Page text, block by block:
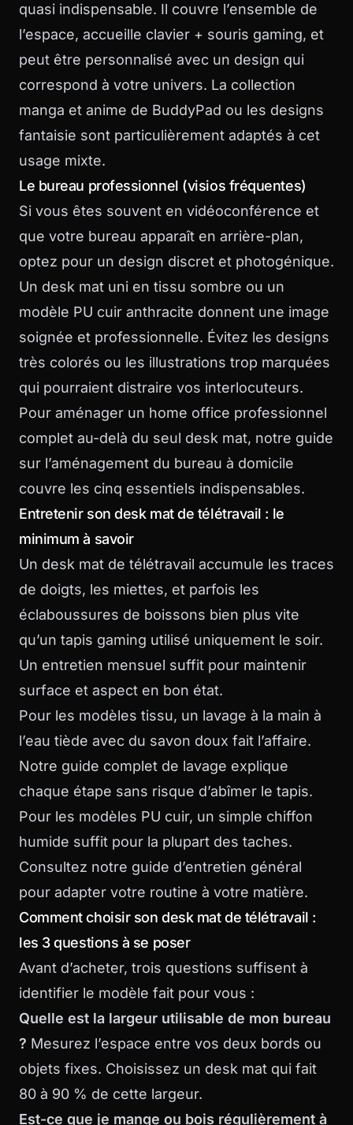
quasi indispensable. Il couvre l’ensemble de
l’espace, accueille clavier + souris gaming, et
peut être personnalisé avec un design qui
correspond à votre univers. La collection
manga et anime de BuddyPad ou les designs
fantaisie sont particulièrement adaptés à cet
usage mixte.
Le bureau professionnel (visios fréquentes)
Si vous êtes souvent en vidéoconférence et
que votre bureau apparaît en arrière-plan,
optez pour un design discret et photogénique.
Un desk mat uni en tissu sombre ou un
modèle PU cuir anthracite donnent une image
soignée et professionnelle. Évitez les designs
très colorés ou les illustrations trop marquées
qui pourraient distraire vos interlocuteurs.
Pour aménager un home office professionnel
complet au-delà du seul desk mat, notre guide
sur l’aménagement du bureau à domicile
couvre les cinq essentiels indispensables.
Entretenir son desk mat de télétravail : le
minimum à savoir
Un desk mat de télétravail accumule les traces
de doigts, les miettes, et parfois les
éclaboussures de boissons bien plus vite
qu’un tapis gaming utilisé uniquement le soir.
Un entretien mensuel suffit pour maintenir
surface et aspect en bon état.
Pour les modèles tissu, un lavage à la main à
l’eau tiède avec du savon doux fait l’affaire.
Notre guide complet de lavage explique
chaque étape sans risque d’abîmer le tapis.
Pour les modèles PU cuir, un simple chiffon
humide suffit pour la plupart des taches.
Consultez notre guide d’entretien général
pour adapter votre routine à votre matière.
Comment choisir son desk mat de télétravail :
les 3 questions à se poser
Avant d’acheter, trois questions suffisent à
identifier le modèle fait pour vous :
Quelle est la largeur utilisable de mon bureau
? Mesurez l’espace entre vos deux bords ou
objets fixes. Choisissez un desk mat qui fait
80 à 90 % de cette largeur.
Est-ce que je mange ou bois régulièrement à